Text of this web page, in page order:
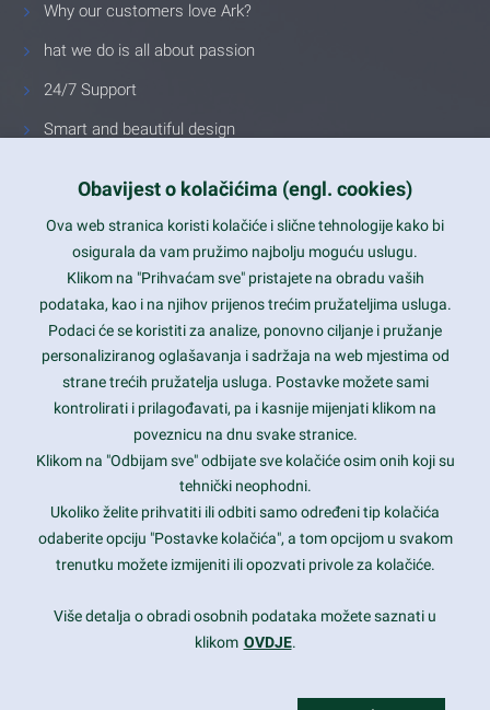
Why our customers love Ark?
hat we do is all about passion
24/7 Support
Smart and beautiful design
Latest trends and much more...
Contact Info
1600 Amphitheatre Parkway, Mountain View, CA 94043
prothemes.net@gmail.com
Daily: 9:00 am - 6:00 pm
Sunday: Closed
Copyright 2017FRESHFACE© All Rights Reserved
Obavijest o kolačićima (engl. cookies)
Ova web stranica koristi kolačiće i slične tehnologije kako bi
osigurala da vam pružimo najbolju moguću uslugu.
Klikom na "Prihvaćam sve" pristajete na obradu vaših
podataka, kao i na njihov prijenos trećim pružateljima usluga.
Podaci će se koristiti za analize, ponovno ciljanje i pružanje
personaliziranog oglašavanja i sadržaja na web mjestima od
strane trećih pružatelja usluga. Postavke možete sami
kontrolirati i prilagođavati, pa i kasnije mijenjati klikom na
poveznicu na dnu svake stranice.
Klikom na "Odbijam sve" odbijate sve kolačiće osim onih koji su
tehnički neophodni.
Ukoliko želite prihvatiti ili odbiti samo određeni tip kolačića
odaberite opciju "Postavke kolačića", a tom opcijom u svakom
trenutku možete izmijeniti ili opozvati privole za kolačiće.
Više detalja o obradi osobnih podataka možete saznati u
klikom OVDJE.